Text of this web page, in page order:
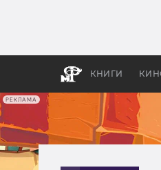
РЕКЛАМА
КНИГИ